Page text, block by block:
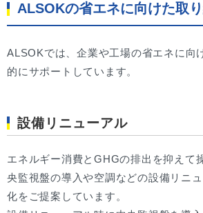
ALSOKの省エネに向けた取
ALSOKでは、企業や工場の省エネに向
的にサポートしています。
設備リニューアル
エネルギー消費とGHGの排出を抑えて
央監視盤の導入や空調などの設備リニ
化をご提案しています。